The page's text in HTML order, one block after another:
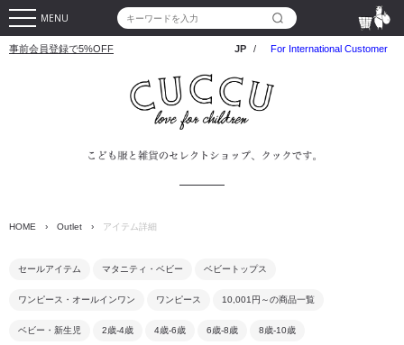
MENU
事前会員登録で5%OFF JP / For International Customer
HOME › Outlet › アイテム詳細
セールアイテム マタニティ・ベビー ベビートップス
ワンピース・オールインワン ワンピース 10,001円～の商品一覧
ベビー・新生児 2歳-4歳 4歳-6歳 6歳-8歳 8歳-10歳